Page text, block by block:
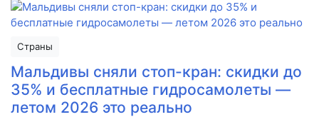
Страны
Мальдивы сняли стоп-кран: скидки до
35% и бесплатные гидросамолеты —
летом 2026 это реально